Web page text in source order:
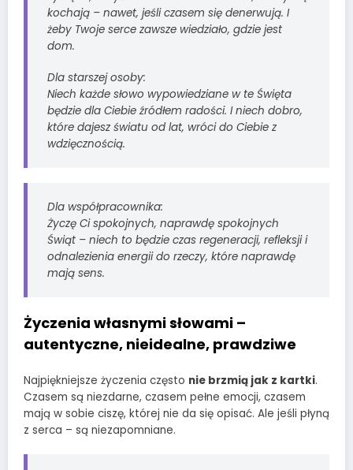
kochają – nawet, jeśli czasem się denerwują. I
żeby Twoje serce zawsze wiedziało, gdzie jest
dom.
Dla starszej osoby:
Niech każde słowo wypowiedziane w te Święta
będzie dla Ciebie źródłem radości. I niech dobro,
które dajesz światu od lat, wróci do Ciebie z
wdzięcznością.
Dla współpracownika:
Życzę Ci spokojnych, naprawdę spokojnych
Świąt – niech to będzie czas regeneracji, refleksji i
odnalezienia energii do rzeczy, które naprawdę
mają sens.
Życzenia własnymi słowami –
autentyczne, nieidealne, prawdziwe
Najpiękniejsze życzenia często nie brzmią jak z kartki.
Czasem są niezdarne, czasem pełne emocji, czasem
mają w sobie ciszę, której nie da się opisać. Ale jeśli płyną
z serca – są niezapomniane.